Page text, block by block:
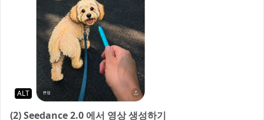
ALT
(2) Seedance 2.0 에서 영상 생성하기